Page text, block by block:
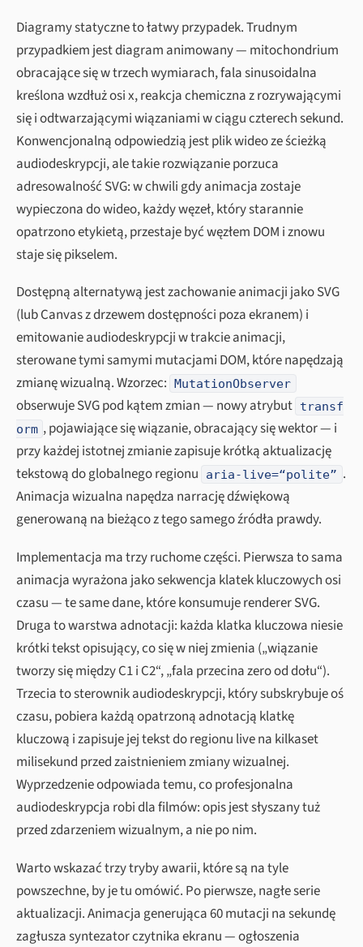
Diagramy statyczne to łatwy przypadek. Trudnym
przypadkiem jest diagram animowany — mitochondrium
obracające się w trzech wymiarach, fala sinusoidalna
kreślona wzdłuż osi x, reakcja chemiczna z rozrywającymi
się i odtwarzającymi wiązaniami w ciągu czterech sekund.
Konwencjonalną odpowiedzią jest plik wideo ze ścieżką
audiodeskrypcji, ale takie rozwiązanie porzuca
adresowalność SVG: w chwili gdy animacja zostaje
wypieczona do wideo, każdy węzeł, który starannie
opatrzono etykietą, przestaje być węzłem DOM i znowu
staje się pikselem.
Dostępną alternatywą jest zachowanie animacji jako SVG
(lub Canvas z drzewem dostępności poza ekranem) i
emitowanie audiodeskrypcji w trakcie animacji,
sterowane tymi samymi mutacjami DOM, które napędzają
zmianę wizualną. Wzorzec: MutationObserver
obserwuje SVG pod kątem zmian — nowy atrybut transf
orm , pojawiające się wiązanie, obracający się wektor — i
przy każdej istotnej zmianie zapisuje krótką aktualizację
tekstową do globalnego regionu
aria-live=“polite” .
Animacja wizualna napędza narrację dźwiękową
generowaną na bieżąco z tego samego źródła prawdy.
Implementacja ma trzy ruchome części. Pierwsza to sama
animacja wyrażona jako sekwencja klatek kluczowych osi
czasu — te same dane, które konsumuje renderer SVG.
Druga to warstwa adnotacji: każda klatka kluczowa niesie
krótki tekst opisujący, co się w niej zmienia („wiązanie
tworzy się między C1 i C2“, „fala przecina zero od dołu“).
Trzecia to sterownik audiodeskrypcji, który subskrybuje oś
czasu, pobiera każdą opatrzoną adnotacją klatkę
kluczową i zapisuje jej tekst do regionu live na kilkaset
milisekund przed zaistnieniem zmiany wizualnej.
Wyprzedzenie odpowiada temu, co profesjonalna
audiodeskrypcja robi dla filmów: opis jest słyszany tuż
przed zdarzeniem wizualnym, a nie po nim.
Warto wskazać trzy tryby awarii, które są na tyle
powszechne, by je tu omówić. Po pierwsze, nagłe serie
aktualizacji. Animacja generująca 60 mutacji na sekundę
zagłusza syntezator czytnika ekranu — ogłoszenia